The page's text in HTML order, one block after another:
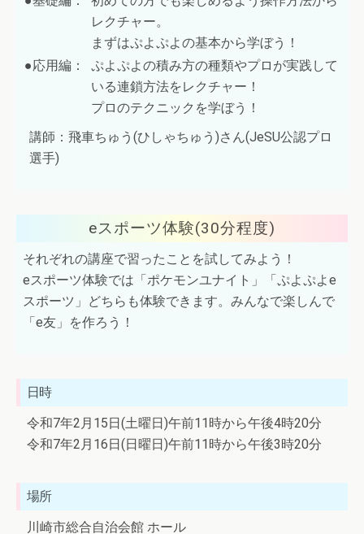
レクチャー。
まずはぷよぷよの基本から学ぼう！
●応用編：
ぷよぷよの積み方の種類やプロが実践して
いる連鎖方法をレクチャー！
プロのテクニックを学ぼう！
講師：飛車ちゅう(ひしゃちゅう)さん(JeSU公認プロ
選手)
eスポーツ体験(30分程度)
それぞれの講座で習ったことを試してみよう！
eスポーツ体験では「ポケモンユナイト」「ぷよぷよe
スポーツ」どちらも体験できます。みんなで楽しんで
「e友」を作ろう！
日時
令和7年2月15日(土曜日)午前11時から午後4時20分
令和7年2月16日(日曜日)午前11時から午後3時20分
場所
川崎市総合自治会館 ホール